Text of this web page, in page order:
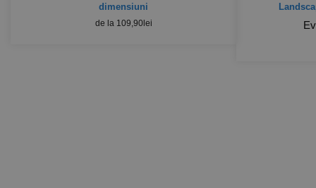
dimensiuni
de la 109,90lei